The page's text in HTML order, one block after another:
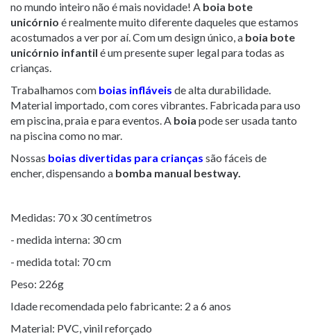
no mundo inteiro não é mais novidade! A boia bote
unicórnio é realmente muito diferente daqueles que estamos
acostumados a ver por aí. Com um design único, a boia bote
unicórnio infantil é um presente super legal para todas as
crianças.
Trabalhamos com boias infláveis de alta durabilidade.
Material importado, com cores vibrantes. Fabricada para uso
em piscina, praia e para eventos. A boia pode ser usada tanto
na piscina como no mar.
Nossas boias divertidas para crianças são fáceis de
encher, dispensando a bomba manual bestway.
Medidas: 70 x 30 centímetros
- medida interna: 30 cm
- medida total: 70 cm
Peso: 226g
Idade recomendada pelo fabricante: 2 a 6 anos
Material: PVC, vinil reforçado